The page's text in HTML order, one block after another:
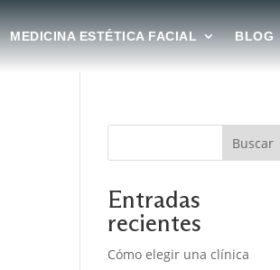
MEDICINA ESTÉTICA FACIAL BLOG
Buscar
Entradas
recientes
Cómo elegir una clínica